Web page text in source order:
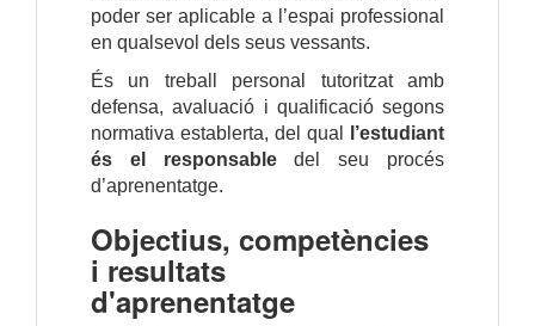
poder ser aplicable a l’espai professional
en qualsevol dels seus vessants.
És un treball personal tutoritzat amb
defensa, avaluació i qualificació segons
normativa establerta, del qual
l’estudiant
és el responsabledel seu procés
d’aprenentatge.
Objectius, competències
i resultats
d'aprenentatge